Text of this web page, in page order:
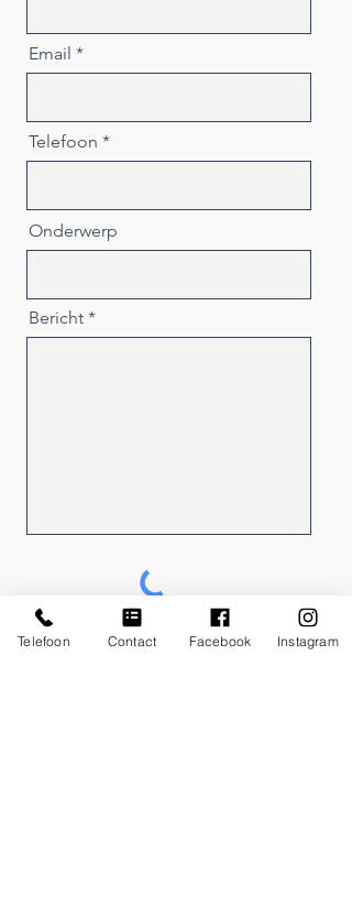
Email
Telefoon
Onderwerp
Bericht
Verzenden
Telefoon Contact Facebook Instagram